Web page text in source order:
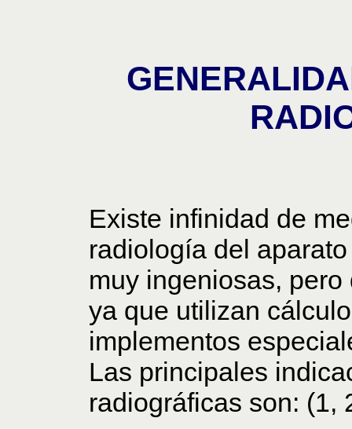
Existe infinidad de
radiología del
muy ingeniosas,
ya que utilizan
implementos
Las principales
radiográficas son: (1,